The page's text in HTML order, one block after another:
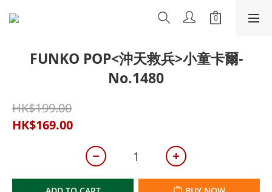
FUNKO POP<沖天救兵>小童卡爾-
No.1480
HK$199.00
HK$169.00